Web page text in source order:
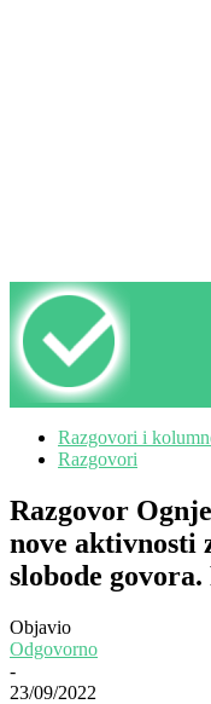
Razgovori i
Razgovori
Razgovor
nove aktivnosti
slobode
Objavio
Odgovorno
-
23/09/2022